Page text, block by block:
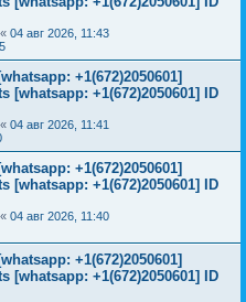
« 04 авг 2026, 11:43
+1(672)2050601]
[whatsapp: +1(672)2050601] ID
« 04 авг 2026, 11:41
+1(672)2050601]
[whatsapp: +1(672)2050601] ID
« 04 авг 2026, 11:40
+1(672)2050601]
[whatsapp: +1(672)2050601] ID